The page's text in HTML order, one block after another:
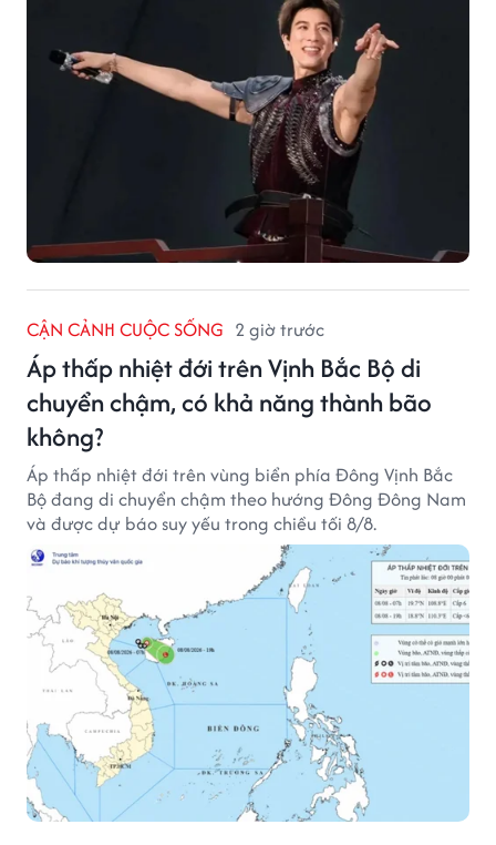
CẬN CẢNH CUỘC SỐNG 2 giờ trước
Áp thấp nhiệt đới trên Vịnh Bắc Bộ di
chuyển chậm, có khả năng thành bão
không?
Áp thấp nhiệt đới trên vùng biển phía Đông Vịnh Bắc
Bộ đang di chuyển chậm theo hướng Đông Đông Nam
và được dự báo suy yếu trong chiều tối 8/8.